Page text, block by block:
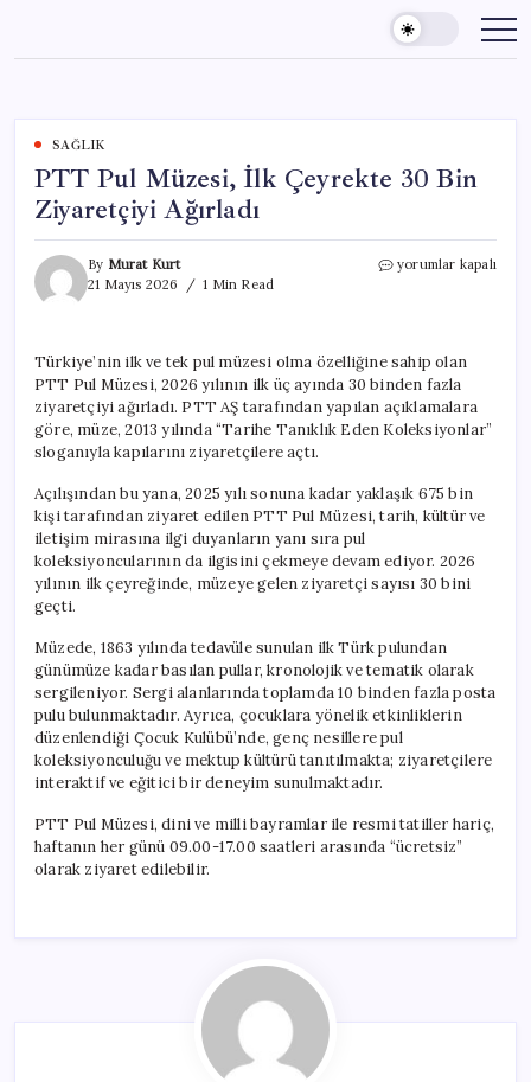
content
SAĞLIK
PTT Pul Müzesi, İlk Çeyrekte 30 Bin
Ziyaretçiyi Ağırladı
By Murat Kurt
21 Mayıs 2026
1 Min Read
PTT
30
Bin
Ziyaretçiyi
Ağırladı
yorumlar kapalı
Türkiye’nin ilk ve tek pul müzesi olma özelliğine sahip olan
PTT Pul Müzesi, 2026 yılının ilk üç ayında 30 binden fazla
ziyaretçiyi ağırladı. PTT AŞ tarafından yapılan açıklamalara
göre, müze, 2013 yılında “Tarihe Tanıklık Eden Koleksiyonlar”
sloganıyla kapılarını ziyaretçilere açtı.
Açılışından bu yana, 2025 yılı sonuna kadar yaklaşık 675 bin
kişi tarafından ziyaret edilen PTT Pul Müzesi, tarih, kültür ve
iletişim mirasına ilgi duyanların yanı sıra pul
koleksiyoncularının da ilgisini çekmeye devam ediyor. 2026
yılının ilk çeyreğinde, müzeye gelen ziyaretçi sayısı 30 bini
geçti.
Müzede, 1863 yılında tedavüle sunulan ilk Türk pulundan
günümüze kadar basılan pullar, kronolojik ve tematik olarak
sergileniyor. Sergi alanlarında toplamda 10 binden fazla posta
pulu bulunmaktadır. Ayrıca, çocuklara yönelik etkinliklerin
düzenlendiği Çocuk Kulübü’nde, genç nesillere pul
koleksiyonculuğu ve mektup kültürü tanıtılmakta; ziyaretçilere
interaktif ve eğitici bir deneyim sunulmaktadır.
PTT Pul Müzesi, dini ve milli bayramlar ile resmi tatiller hariç,
haftanın her günü 09.00-17.00 saatleri arasında “ücretsiz”
olarak ziyaret edilebilir.